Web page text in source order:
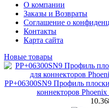
О компании
Заказы и Возвраты
Соглашение о
Контакты
Карта сайта
Новые товары
PP+06300SN9 Профиль
коннекторов